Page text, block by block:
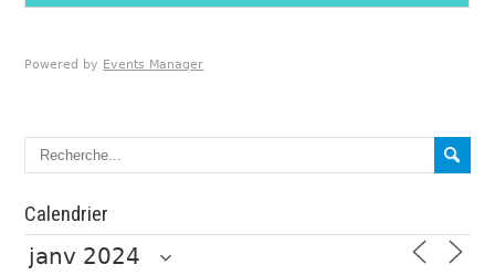
Powered by Events Manager
Calendrier